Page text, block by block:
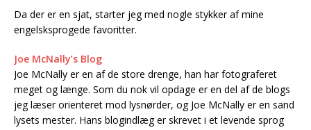
Da der er en sjat, starter jeg med nogle stykker af mine
engelsksprogede favoritter.
Joe McNally’s Blog
Joe McNally er en af de store drenge, han har fotograferet
meget og længe. Som du nok vil opdage er en del af de blogs
jeg læser orienteret mod lysnørder, og Joe McNally er en sand
lysets mester. Hans blogindlæg er skrevet i et levende sprog